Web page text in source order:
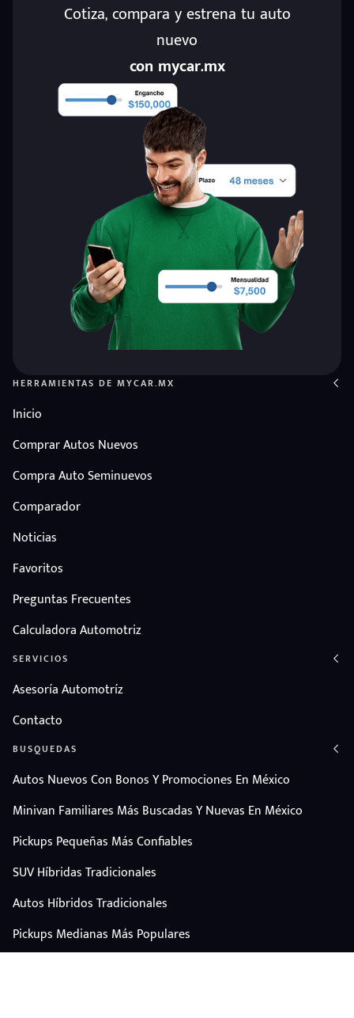
Cotiza, compara y estrena tu auto
nuevo
con mycar.mx
HERRAMIENTAS DE MYCAR.MX
Inicio
Comprar Autos Nuevos
Compra Auto Seminuevos
Comparador
Noticias
Favoritos
Preguntas Frecuentes
Calculadora Automotriz
SERVICIOS
Asesoría Automotríz
Contacto
BUSQUEDAS
Autos Nuevos Con Bonos Y Promociones En México
Minivan Familiares Más Buscadas Y Nuevas En México
Pickups Pequeñas Más Confiables
SUV Híbridas Tradicionales
Autos Híbridos Tradicionales
Pickups Medianas Más Populares